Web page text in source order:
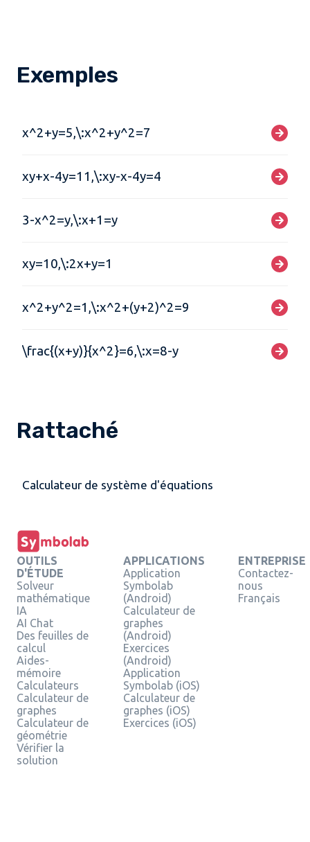
Exemples
x^2+y=5,\:x^2+y^2=7
xy+x-4y=11,\:xy-x-4y=4
3-x^2=y,\:x+1=y
xy=10,\:2x+y=1
x^2+y^2=1,\:x^2+(y+2)^2=9
\frac{(x+y)}{x^2}=6,\:x=8-y
Rattaché
Calculateur de système d'équations
OUTILS
D'ÉTUDE
Solveur
mathématique
IA
AI Chat
Des feuilles de
calcul
Aides-
mémoire
Calculateurs
Calculateur de
graphes
Calculateur de
géométrie
Vérifier la
solution
APPLICATIONS
Application
Symbolab
(Android)
Calculateur de
graphes
(Android)
Exercices
(Android)
Application
Symbolab (iOS)
Calculateur de
graphes (iOS)
Exercices (iOS)
ENTREPRISE
Contactez-
nous
Français